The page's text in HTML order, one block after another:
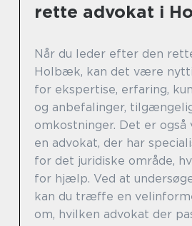
rette advokat i
Når du leder efter den
Holbæk, kan det være
for ekspertise, erfaring,
og anbefalinger,
omkostninger. Det er
en advokat, der har
for det juridiske område,
for hjælp. Ved at
kan du træffe en
om, hvilken advokat der